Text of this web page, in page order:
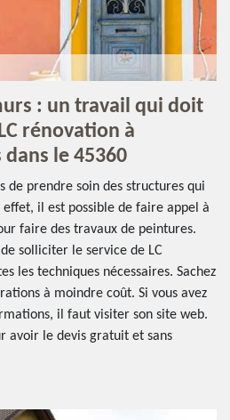
: un travail qui doit
rénovation à
le 45360
de prendre soin des structures qui
effet, il est possible de faire appel à
faire des travaux de peintures.
solliciter le service de LC
les techniques nécessaires. Sachez
à moindre coût. Si vous avez
il faut visiter son site web.
avoir le devis gratuit et sans